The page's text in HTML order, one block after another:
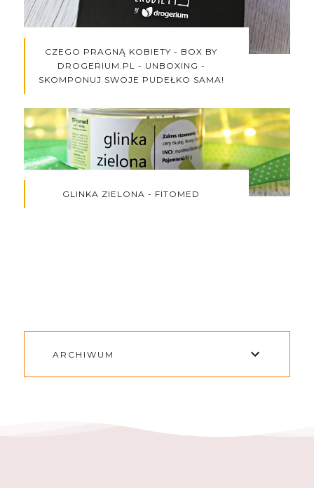
CZEGO PRAGNĄ KOBIETY - BOX BY
DROGERIUM.PL - UNBOXING -
SKOMPONUJ SWOJE PUDEŁKO SAMA!
GLINKA ZIELONA - FITOMED
ARCHIWUM